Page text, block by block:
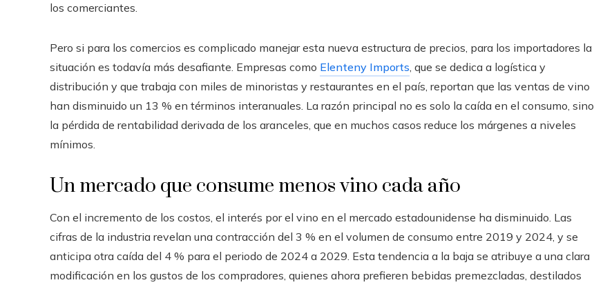
los comerciantes.
Pero si para los comercios es complicado manejar esta nueva estructura de precios, para los importadores la
situación es todavía más desafiante. Empresas como Elenteny Imports, que se dedica a logística y
distribución y que trabaja con miles de minoristas y restaurantes en el país, reportan que las ventas de vino
han disminuido un 13 % en términos interanuales. La razón principal no es solo la caída en el consumo, sino
la pérdida de rentabilidad derivada de los aranceles, que en muchos casos reduce los márgenes a niveles
mínimos.
Un mercado que consume menos vino cada año
Con el incremento de los costos, el interés por el vino en el mercado estadounidense ha disminuido. Las
cifras de la industria revelan una contracción del 3 % en el volumen de consumo entre 2019 y 2024, y se
anticipa otra caída del 4 % para el periodo de 2024 a 2029. Esta tendencia a la baja se atribuye a una clara
modificación en los gustos de los compradores, quienes ahora prefieren bebidas premezcladas, destilados